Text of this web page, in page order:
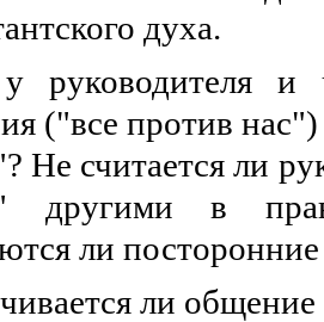
духа.
руководителя и
("все против
Не считается ли
другими в
ли
ли